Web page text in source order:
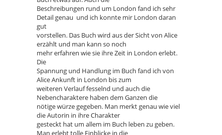
Beschreibungen rund um London fand ich sehr
Detail genau und ich konnte mir London daran
gut
vorstellen. Das Buch wird aus der Sicht von Alice
erzählt und man kann so noch
mehr erfahren wie sie ihre Zeit in London erlebt.
Die
Spannung und Handlung im Buch fand ich von
Alice Ankunft in London bis zum
weiteren Verlauf fesselnd und auch die
Nebencharaktere haben dem Ganzen die
nötige würze gegeben. Man merkt genau wie viel
die Autorin in ihre Charakter
gesteckt hat um allem im Buch leben zu geben.
Man erlebt tolle Einblicke in die